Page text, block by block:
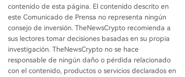
contenido de esta página. El contenido descrito en
este Comunicado de Prensa no representa ningún
consejo de inversión. TheNewsCrypto recomienda a
sus lectores tomar decisiones basadas en su propia
investigación. TheNewsCrypto no se hace
responsable de ningún daño o pérdida relacionado
con el contenido, productos o servicios declarados en